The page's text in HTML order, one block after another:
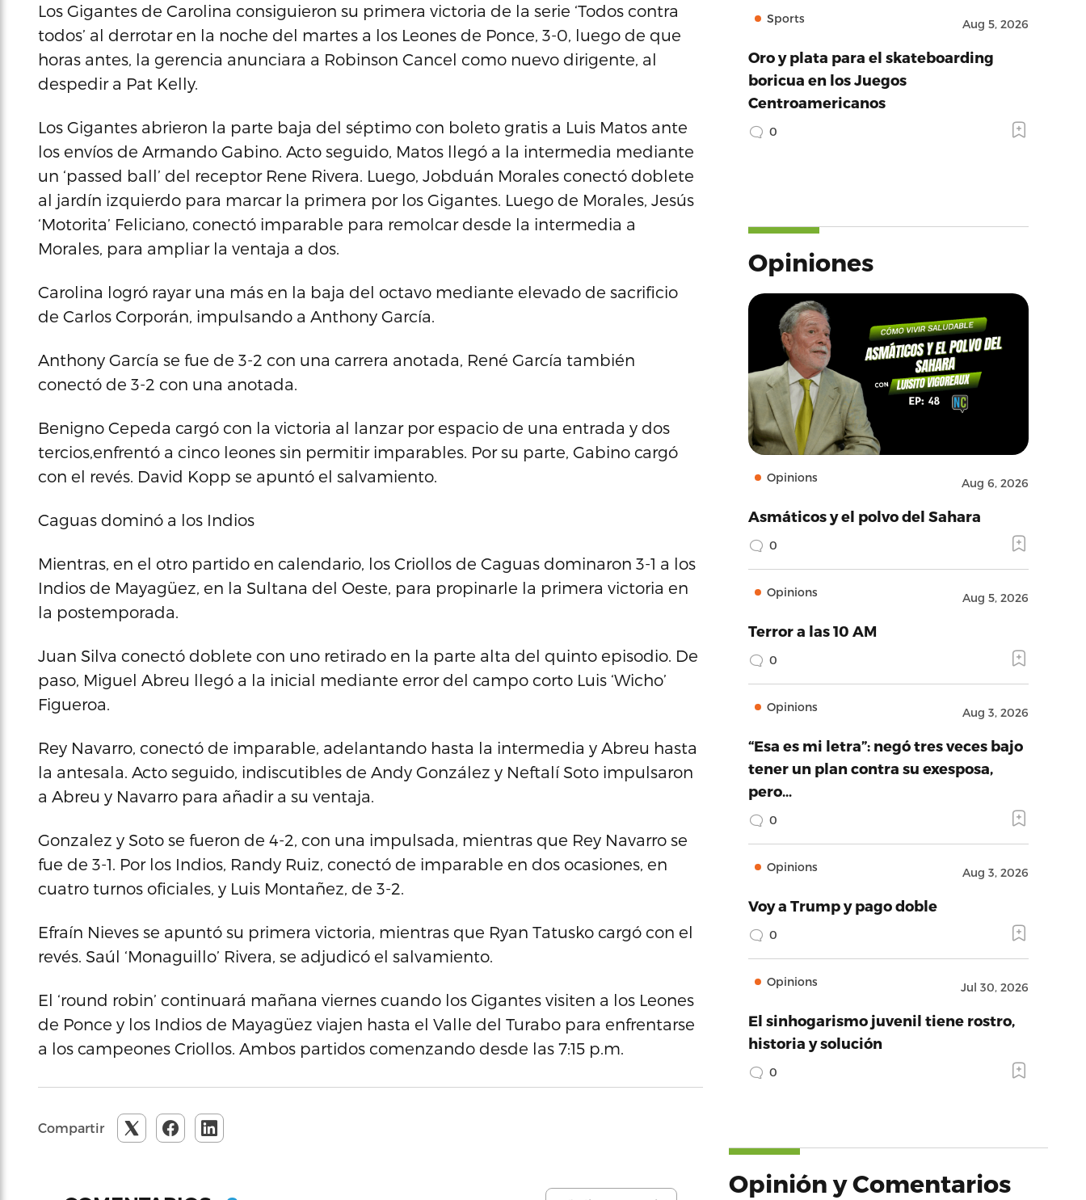
Los Gigantes de Carolina consiguieron su primera victoria de la serie ‘Todos contra
todos’ al derrotar en la noche del martes a los Leones de Ponce, 3-0, luego de que
horas antes, la gerencia anunciara a Robinson Cancel como nuevo dirigente, al
despedir a Pat Kelly.
Los Gigantes abrieron la parte baja del séptimo con boleto gratis a Luis Matos ante
los envíos de Armando Gabino. Acto seguido, Matos llegó a la intermedia mediante
un ‘passed ball’ del receptor Rene Rivera. Luego, Jobduán Morales conectó doblete
al jardín izquierdo para marcar la primera por los Gigantes. Luego de Morales, Jesús
‘Motorita’ Feliciano, conectó imparable para remolcar desde la intermedia a
Morales, para ampliar la ventaja a dos.
Carolina logró rayar una más en la baja del octavo mediante elevado de sacrificio
de Carlos Corporán, impulsando a Anthony García.
Anthony García se fue de 3-2 con una carrera anotada, René García también
conectó de 3-2 con una anotada.
Benigno Cepeda cargó con la victoria al lanzar por espacio de una entrada y dos
tercios,enfrentó a cinco leones sin permitir imparables. Por su parte, Gabino cargó
con el revés. David Kopp se apuntó el salvamiento.
Caguas dominó a los Indios
Mientras, en el otro partido en calendario, los Criollos de Caguas dominaron 3-1 a los
Indios de Mayagüez, en la Sultana del Oeste, para propinarle la primera victoria en
la postemporada.
Juan Silva conectó doblete con uno retirado en la parte alta del quinto episodio. De
paso, Miguel Abreu llegó a la inicial mediante error del campo corto Luis ‘Wicho’
Figueroa.
Rey Navarro, conectó de imparable, adelantando hasta la intermedia y Abreu hasta
la antesala. Acto seguido, indiscutibles de Andy González y Neftalí Soto impulsaron
a Abreu y Navarro para añadir a su ventaja.
Gonzalez y Soto se fueron de 4-2, con una impulsada, mientras que Rey Navarro se
fue de 3-1. Por los Indios, Randy Ruiz, conectó de imparable en dos ocasiones, en
cuatro turnos oficiales, y Luis Montañez, de 3-2.
Efraín Nieves se apuntó su primera victoria, mientras que Ryan Tatusko cargó con el
revés. Saúl ‘Monaguillo’ Rivera, se adjudicó el salvamiento.
El ‘round robin’ continuará mañana viernes cuando los Gigantes visiten a los Leones
de Ponce y los Indios de Mayagüez viajen hasta el Valle del Turabo para enfrentarse
a los campeones Criollos. Ambos partidos comenzando desde las 7:15 p.m.
Compartir
Sports Aug 5, 2026
Oro y plata para el skateboarding
boricua en los Juegos
Centroamericanos
0
Opiniones
Opinions Aug 6, 2026
Asmáticos y el polvo del Sahara
0
Opinions Aug 5, 2026
Terror a las 10 AM
0
Opinions Aug 3, 2026
“Esa es mi letra”: negó tres veces bajo
tener un plan contra su exesposa,
pero…
0
Opinions Aug 3, 2026
Voy a Trump y pago doble
0
Opinions Jul 30, 2026
El sinhogarismo juvenil tiene rostro,
historia y solución
0
Opinión y Comentarios